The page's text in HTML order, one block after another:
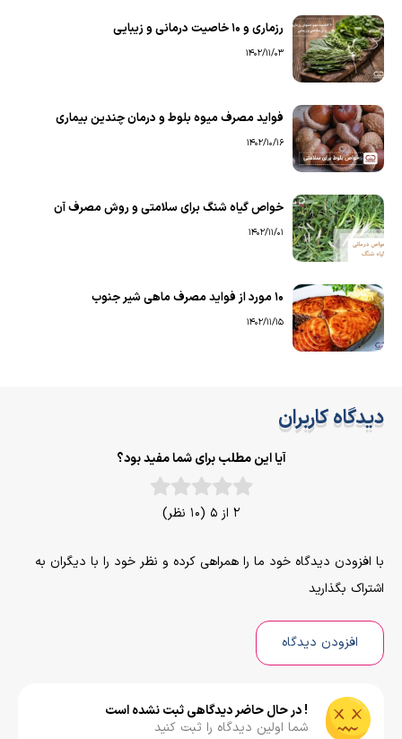
رزماری و ۱۰ خاصیت درمانی و زیبایی
1402/11/03
فواید مصرف میوه بلوط و درمان چندین بیماری
1402/10/16
خواص گیاه شنگ برای سلامتی و روش مصرف آن
1402/11/01
۱۰ مورد از فواید مصرف ماهی شیر جنوب
1402/11/15
دیدگاه کاربران
آیا این مطلب برای شما مفید بود؟
2 از 5 (10 نظر)
با افزودن دیدگاه خود ما را همراهی کرده و نظر خود را با دیگران به
اشتراک بگذارید
افزودن دیدگاه
! در حال حاضر دیدگاهی ثبت نشده است
شما اولین دیدگاه را ثبت کنید